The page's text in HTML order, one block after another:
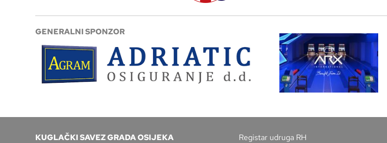
GENERALNI SPONZOR
KUGLAČKI SAVEZ GRADA OSIJEKA
Registar udruga RH